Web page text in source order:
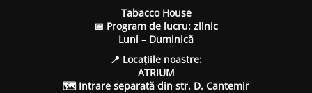
Tabacco House
📅 Program de lucru: zilnic
Luni – Duminică
📍 Locațiile noastre:
ATRIUM
🗺 Intrare separată din str. D. Cantemir